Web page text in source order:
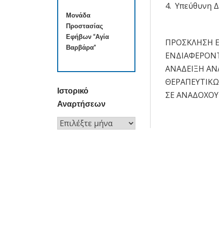
4. Υπεύθυνη
άρθρων
ΠΡΟΣΚΛΗΣΗ
ΑΝΑΔΕΙΞΗ
ΣΕ
Μονάδα
Προστασίας
Εφήβων “Αγία
Βαρβάρα”
Ιστορικό
Αναρτήσεων
Ιστορικό